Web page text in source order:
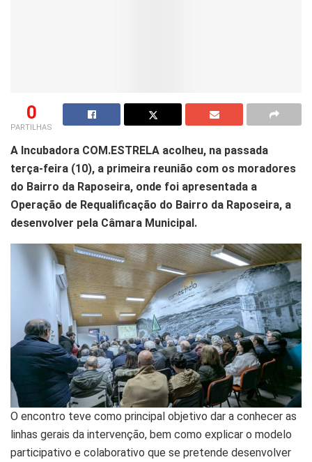
0
PARTILHAS
A Incubadora COM.ESTRELA acolheu, na passada
terça-feira (10), a primeira reunião com os moradores
do Bairro da Raposeira, onde foi apresentada a
Operação de Requalificação do Bairro da Raposeira, a
desenvolver pela Câmara Municipal.
O encontro teve como principal objetivo dar a conhecer as
linhas gerais da intervenção, bem como explicar o modelo
participativo e colaborativo que se pretende desenvolver